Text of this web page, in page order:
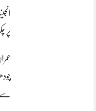
پر چکری